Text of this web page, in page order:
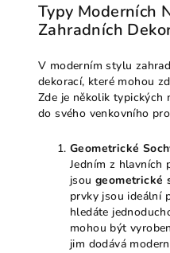
Typy Moderních
Zahradních
V moderním stylu
dekorací, které mohou
Zde je několik typických
do svého venkovního
Geometrické
Jedním z hlavních
jsou geometrické
prvky jsou ideální
hledáte
mohou být
jim dodává